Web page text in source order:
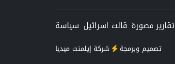
تقارير مصورة قالت اسرائيل سياسة
تصميم وبرمجة شركة إيلمنت ميديا